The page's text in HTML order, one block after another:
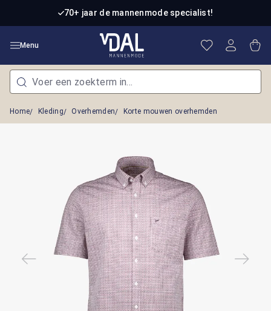
Ga naar de hoofdinhoud70+ jaar de mannenmode specialist!
Menu Je hebt 0
Home Kleding Overhemden Korte mouwen overhemden